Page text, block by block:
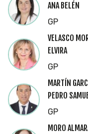
ANA BELÉN
GP
VELASCO
ELVIRA
GP
MARTÍN
PEDRO
GP
MORO